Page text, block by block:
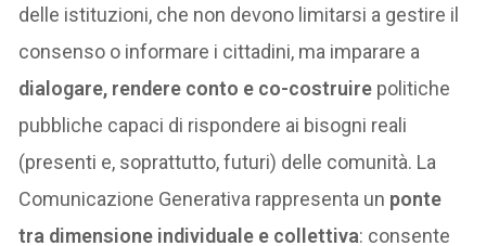
delle istituzioni, che non devono limitarsi a gestire il
consenso o informare i cittadini, ma imparare a
dialogare, rendere conto e co-costruire politiche
pubbliche capaci di rispondere ai bisogni reali
(presenti e, soprattutto, futuri) delle comunità. La
Comunicazione Generativa rappresenta un ponte
tra dimensione individuale e collettiva: consente